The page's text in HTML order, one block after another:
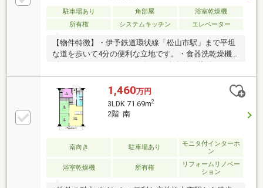
駐車場あり 角部屋
浴室乾燥機
所有権
システムキッチン エレベーター
【物件特徴】・伊予鉄道環状線「松山市駅」まで平坦
な道を歩いて4分の便利な立地です。・食器洗乾燥機
付きのシステムキッチンが毎日の夕食後の片付けをサ
ポートします。・雨の日のお洗濯も安心な浴室乾燥機
や、温水洗浄便座が備わります。・東南向きで心地よ
い光が差し込む角住戸は、和室もあり落ち着く空間で
す。・セブンイレブン松山千舟町6丁目店まで徒歩2分
で、ちょっとしたお買い物も便利です。・いよてつ高
島屋まで徒歩9分で、お買い物に困りません。●駐輪
場 100円/月 2台目以降は250円/月 料金は年払
い 初回登録料1000円●バイク 300円/月 初回登録
料不要
1,460万円
3LDK 71.69m2
2階 南
南向き 駐車場あり
モニタ付インターホ
ン
浴室乾燥機 所有権
リフォームリノベー
ション